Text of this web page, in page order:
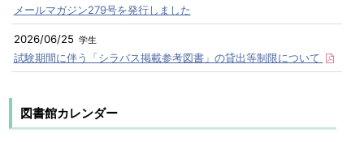
メールマガジン279号を発行しました
2026/06/25 学生
試験期間に伴う「シラバス掲載参考図書」の貸出等制限について
図書館カレンダー